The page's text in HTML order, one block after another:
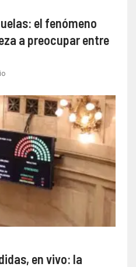
el fenómeno
a preocupar entre
en vivo: la